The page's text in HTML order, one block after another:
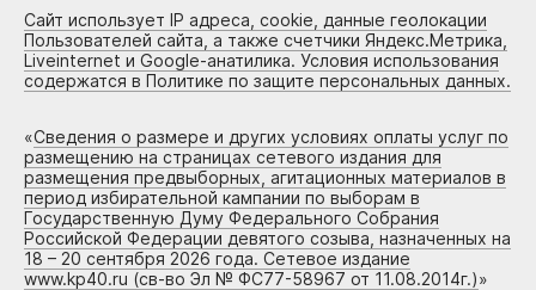
Сайт использует IP адреса, cookie, данные геолокации
Пользователей сайта, а также счетчики Яндекс.Метрика,
Liveinternet и Google-анатилика. Условия использования
содержатся в Политике по защите персональных данных.
«Сведения о размере и других условиях оплаты услуг по
размещению на страницах сетевого издания для
размещения предвыборных, агитационных материалов в
период избирательной кампании по выборам в
Государственную Думу Федерального Собрания
Российской Федерации девятого созыва, назначенных на
18 – 20 сентября 2026 года. Сетевое издание
www.kp40.ru (св-во Эл № ФС77-58967 от 11.08.2014г.)»